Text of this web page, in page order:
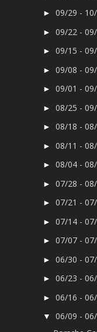
►09/29 -
►09/22 -
►09/15 -
►09/08 -
►09/01 -
►08/25 -
►08/18 -
►08/11 -
►08/04 -
►07/28 -
►07/21 -
►07/14 -
►07/07 -
►06/30 -
►06/23 -
►06/16 -
▼06/09 -